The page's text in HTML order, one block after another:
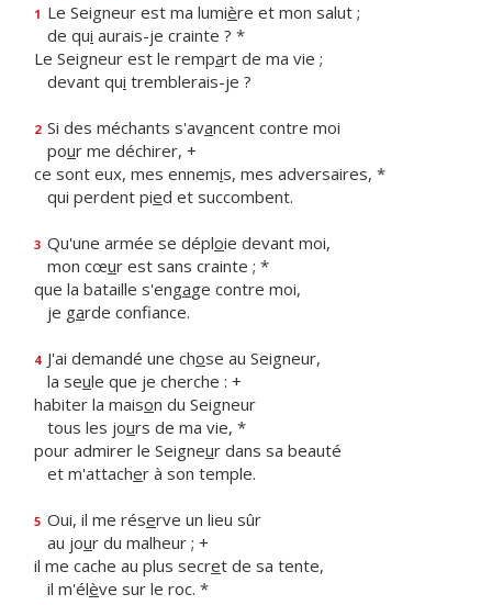
1 Le Seigneur est ma lumière et mon salut ;
de qui aurais-je crainte ? *
Le Seigneur est le rempart de ma vie ;
devant qui tremblerais-je ?
2 Si des méchants s'avancent contre moi
pour me déchirer, +
ce sont eux, mes ennemis, mes adversaires, *
qui perdent pied et succombent.
3 Qu'une armée se déploie devant moi,
mon cœur est sans crainte ; *
que la bataille s'engage contre moi,
je garde confiance.
4 J'ai demandé une chose au Seigneur,
la seule que je cherche : +
habiter la maison du Seigneur
tous les jours de ma vie, *
pour admirer le Seigneur dans sa beauté
et m'attacher à son temple.
5 Oui, il me réserve un lieu sûr
au jour du malheur ; +
il me cache au plus secret de sa tente,
il m'élève sur le roc. *